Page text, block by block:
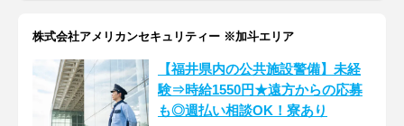
株式会社アメリカンセキュリティー ※加斗エリア
【福井県内の公共施設警備】未経
験⇒時給1550円★遠方からの応募
も◎週払い相談OK！寮あり